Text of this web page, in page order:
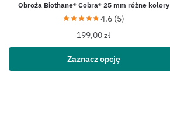
Obroża Biothane® Cobra® 25 mm różne kolory
4.6 (5)
199,00zł
Zaznacz opcję